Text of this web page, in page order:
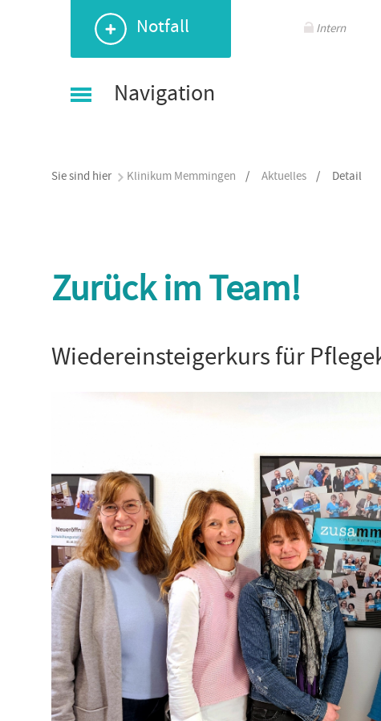
Notfall
Navigation
Intern
Sie sind hier Klinikum Memmingen / Aktuelles / Detail
Zurück im Team!
Wiedereinsteigerkurs für